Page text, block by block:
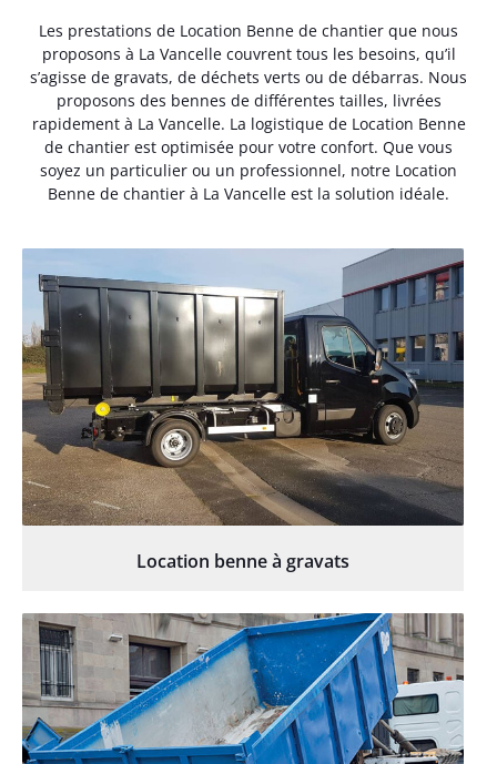
Les prestations de Location Benne de chantier que nous
proposons à La Vancelle couvrent tous les besoins, qu’il
s’agisse de gravats, de déchets verts ou de débarras. Nous
proposons des bennes de différentes tailles, livrées
rapidement à La Vancelle. La logistique de Location Benne
de chantier est optimisée pour votre confort. Que vous
soyez un particulier ou un professionnel, notre Location
Benne de chantier à La Vancelle est la solution idéale.
Location benne à gravats